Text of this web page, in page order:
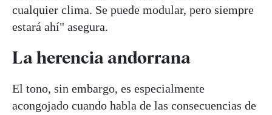
cualquier clima. Se puede modular, pero siempre
estará ahí" asegura.
La herencia andorrana
El tono, sin embargo, es especialmente
acongojado cuando habla de las consecuencias de